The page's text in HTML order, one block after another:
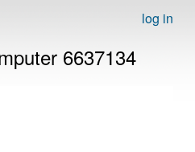
log in
6637134